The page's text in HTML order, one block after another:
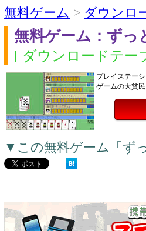
無料ゲーム > ダウンロ
無料ゲーム：ずっ
[ ダウンロードテー
プレイステー
ゲームの大貧
▼この無料ゲーム「ず